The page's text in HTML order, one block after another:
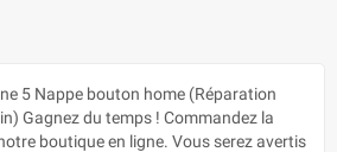
5 Nappe bouton home (Réparation
Gagnez du temps ! Commandez la
boutique en ligne. Vous serez avertis